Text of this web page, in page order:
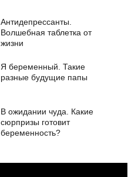
Антидепрессанты.
Волшебная таблетка от
жизни
Я беременный. Такие
разные будущие папы
В ожидании чуда. Какие
сюрпризы готовит
беременность?